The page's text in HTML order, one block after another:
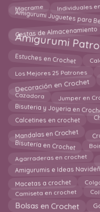
Macrame Individuales
Amigurumi Juguetes para
Cestas de Almacenamiento
Amigurumi
Estuches en Crochet
Los Mejores 25 Patrones
Decoración en Crochet
Cazadora Jumper en
Bisuteria y Joyeria en
Calcetines en crochet
Mandalas en Crochet
Bisutería en Crochet
Agarraderas en crochet
Amigurumis e Ideas
Macetas a crochet
Camiseta en crochet
Bolsas en Crochet